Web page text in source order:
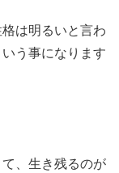
は明るいと言わ
う事になります
、生き残るのが